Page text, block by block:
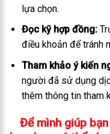
lựa chọn.
Đọc kỹ hợp đồng:
điều khoản để tránh
Tham khảo ý kiến
người đã sử dụng
thêm thông tin tham
Để mình giúp